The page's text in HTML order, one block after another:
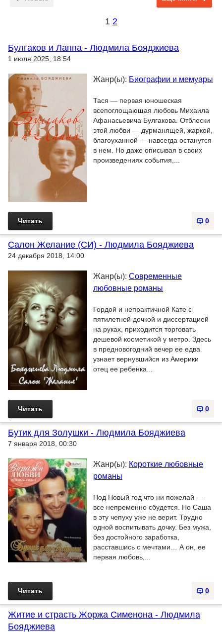
1 2
Булгаков и Лаппа - Людмила Бояджиева
1 июля 2025, 18:54
Жанр(ы): Биографии и мемуары
Тася — первая юношеская
всепоглощающая любовь Михаила
Афанасьевича Булгакова. Отблески
этой любви — дурманящей, жаркой,
благоуханной — навсегда останутся
в нем. Но даже описывая в своих
произведениях события,...
0
Читать
Салон Желание (СИ) - Людмила Бояджиева
24 декабря 2018, 14:00
Жанр(ы): Современные
любовные романы
Гордой и непрактичной Кате с
пятилетней дочкой и диссертацией
на руках, приходится торговать
дешевой косметикой у метро. Здесь
в предновогодний вечер ее едва
узнает вернувшийся из Америки
отец ее ребенка...
0
Читать
Бутик для Золушки - Людмила Бояджиева
7 января 2018, 00:30
Жанр(ы): Короткие любовные
романы
Под Новый год что ни пожелай —
все непременно сбудется. Но Саша
в эту чепуху уже не верит. Трудно
одной воспитывать дочку. Без мужа,
без достойного заработка,
расставшись с мечтами… А он, ее
первая любовь,...
0
Читать
Житие и страсть Жоржа Сименона - Людмила
Бояджиева